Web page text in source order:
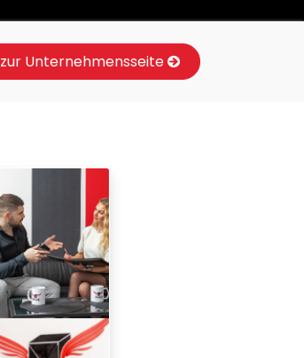
zur Unternehmensseite